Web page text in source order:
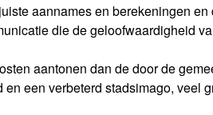
aannames en berekeningen
die de geloofwaardigheid
aantonen dan de door de
een verbeterd stadsimago, veel